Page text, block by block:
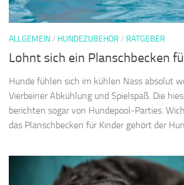
ALLGEMEIN/ HUNDEZUBEHÖR / RATGEBER
Lohnt sich ein Planschbecken
Hunde fühlen sich im kühlen Nass absolut
Vierbeiner Abkühlung und Spielspaß. Die
berichten sogar von Hundepool-Parties.
das Planschbecken für Kinder gehört der